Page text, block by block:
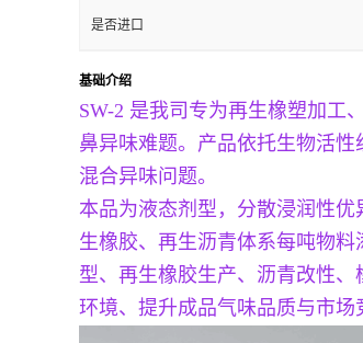
是否进口
基础介绍
SW-2 是我司专为再生橡塑加工
鼻异味难题。产品依托生物活
混合异味问题。
本品为液态剂型，分散浸润性
生橡胶、再生沥青体系每吨物
型、再生橡胶生产、沥青改性
环境、提升成品气味品质与市